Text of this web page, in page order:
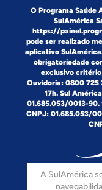
A SulAmérica
O Programa Saúde
SulAmérica
https://
pode ser realizado
aplicativo
obrigatoriedade
exclusivo critério
Ouvidoria: 0800 725
17h. Sul
01.685.053/0013-90.
CNPJ: 01.685.053/